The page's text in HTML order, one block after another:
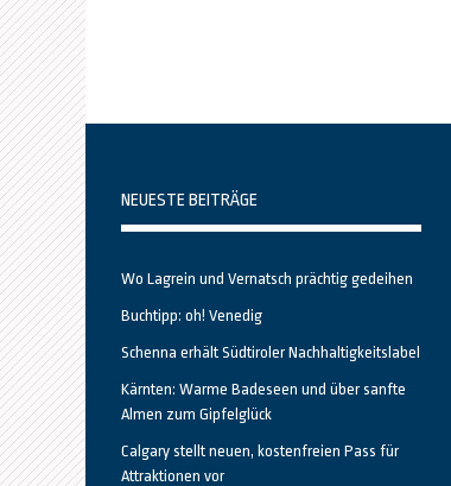
NEUESTE BEITRÄGE
Wo Lagrein und Vernatsch prächtig gedeihen
Buchtipp: oh! Venedig
Schenna erhält Südtiroler Nachhaltigkeitslabel
Kärnten: Warme Badeseen und über sanfte
Almen zum Gipfelglück
Calgary stellt neuen, kostenfreien Pass für
Attraktionen vor